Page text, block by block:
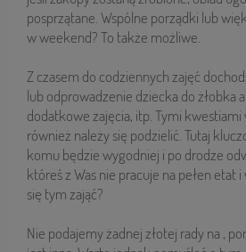
posprzątane. Wspólne porządki lub
w weekend? To także możliwe.
Z czasem do codziennych zajęć
lub odprowadzenie dziecka do żłobka
dodatkowe zajęcia, itp. Tymi kwestiami
również należy się podzielić. Tutaj
komu będzie wygodniej i po drodze
któreś z Was nie pracuje na pełen etat
się tym zająć?
Nie podajemy żadnej złotej rady na ,